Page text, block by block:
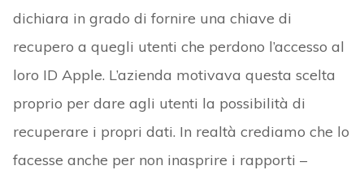
dichiara in grado di fornire una chiave di
recupero a quegli utenti che perdono l’accesso al
loro ID Apple. L’azienda motivava questa scelta
proprio per dare agli utenti la possibilità di
recuperare i propri dati. In realtà crediamo che lo
facesse anche per non inasprire i rapporti –